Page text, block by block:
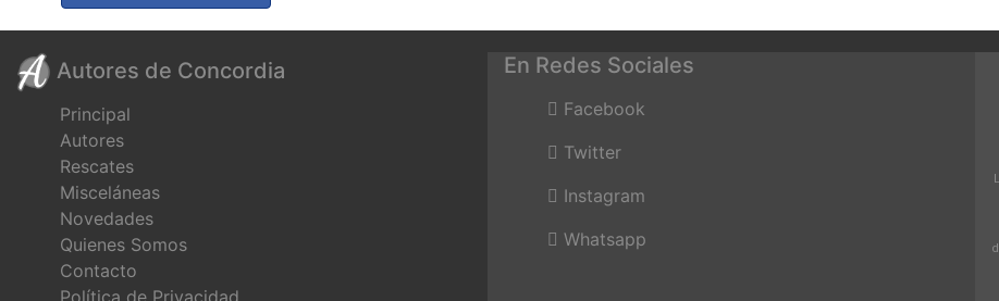
Autores de Concordia
Principal
Autores
Rescates
Misceláneas
Novedades
Quienes Somos
Contacto
En Redes Sociales
Facebook
Twitter
Instagram
Whatsapp